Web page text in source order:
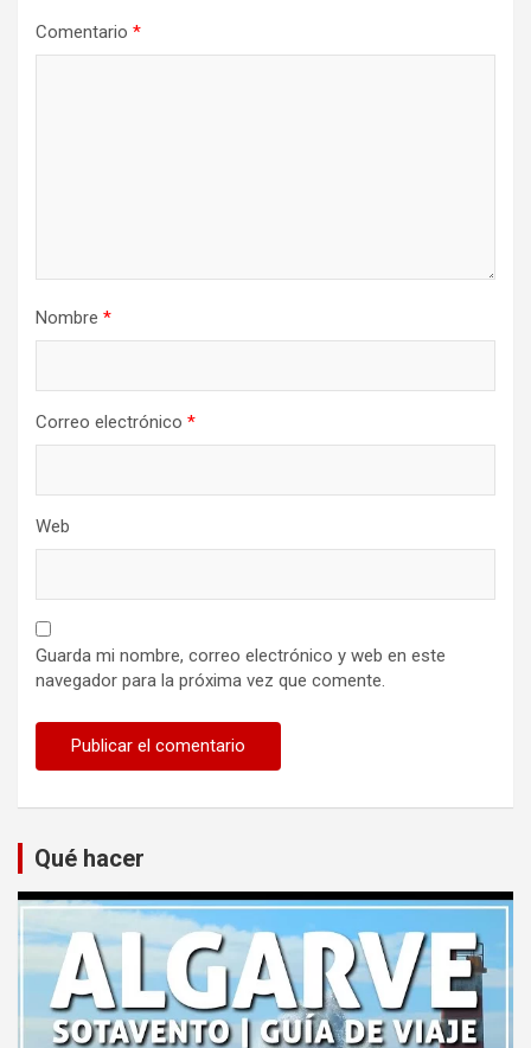
Comentario *
Nombre *
Correo electrónico *
Web
Guarda mi nombre, correo electrónico y web en este
navegador para la próxima vez que comente.
Qué hacer